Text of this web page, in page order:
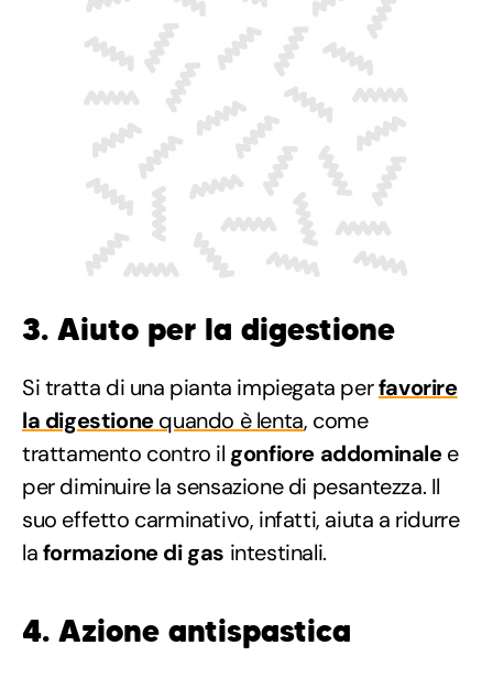
3. Aiuto per la digestione
Si tratta di una pianta impiegata perfavorire
la digestionequando è lenta, come
trattamento contro il gonfiore addominalee
per diminuire la sensazione di pesantezza. Il
suo effetto carminativo, infatti, aiuta a ridurre
laformazione di gas intestinali.
4. Azione antispastica